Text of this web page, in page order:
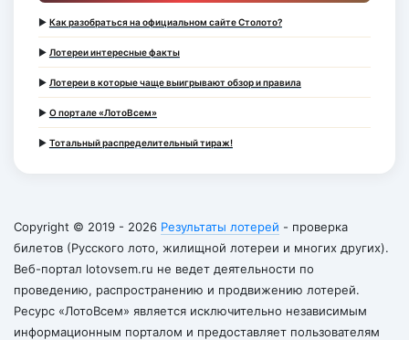
► Как разобраться на официальном сайте Столото?
► Лотереи интересные факты
► Лотереи в которые чаще выигрывают обзор и правила
► О портале «ЛотоВсем»
► Тотальный распределительный тираж!
Copyright © 2019 - 2026 Результаты лотерей - проверка
билетов (Русского лото, жилищной лотереи и многих других).
Веб-портал lotovsem.ru не ведет деятельности по
проведению, распространению и продвижению лотерей.
Ресурс «ЛотоВсем» является исключительно независимым
информационным порталом и предоставляет пользователям